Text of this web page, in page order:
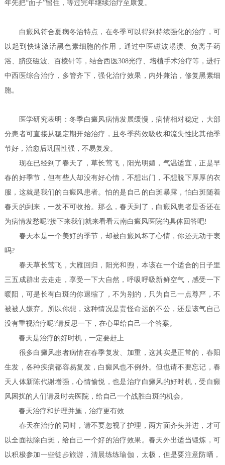
年先把“面子”留住，等过完年继续治疗至康复。
白癜风符合夏病冬治特点，在冬季可以得到持续强化的治疗，可
以起到快速激活黑色素细胞的作用，通过中医磁波塌渍、负离子药
浴、脐疫磁波、百棱针等，结合西医308光疗、培植手术治疗等，进行
中西医综合治疗，多管齐下，强化治疗效果，内外兼治，修复黑素细
胞。
医学研究表明：冬季白癜风病情发展缓慢，病情相对稳定，大部
分患者可直接从稳定期开始治疗，且冬季药效吸收和流失性比其他季
节好，治愈后巩固性强，不易复发。
现在已经到了春天了，草长莺飞，阳光明媚，气温适宜，正是早
春的好季节，但有些人却没有好心情，不想出门，不想脱下厚厚的衣
服，这就是我们的白癜风患者。怕的是自己的白斑暴露，怕白斑随着
春天的到来，一发不可收拾。那么，春天到了，白癜风患者是否还在
为病情发愁呢?接下来我们就来看看云南白癜风医院的具体回答吧!
春天本是一个美好的季节，却被白癜风坏了心情，你还无动于衷
吗?
春天草长莺飞，大雁回归，阳光和煦，本该在一个适合的日子里
三五成群出去走走，享受一下大自然，呼吸呼吸新鲜空气，感受一下
暖阳，可是长有白斑的你退缩了，不为别的，只为自己一点尊严，不
被被人嫌弃。所以你想，这种情况是责怪命运的不公，还是该气自己
没有重视治疗呢?请反思一下，在心里给自己一个答案。
春天是治疗的好时机，一定要赶上
很多白癜风患者病情在春季复发、加重，这其实是正常的，春阳
生发，各种疾病都容易复发，白癜风也不例外。但也请不要忘记，春
天人体新陈代谢增强，心情愉悦，也是治疗白癜风的好时机，受白癜
风困扰的人们请及时去医院，给自己一个战胜白斑的机会。
春天治疗和护理并施，治疗更有效
春天在治疗的同时，请不要忽视了护理，两方面齐头并进，才可
以全面祛除白斑，给自己一个好的治疗效果。春天外出适当锻炼，可
以积极参加一些徒步旅游，清晨练练瑜伽，太极，但是要注意防晒，